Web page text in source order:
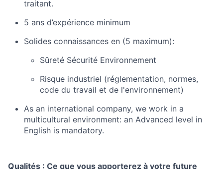
traitant.
5 ans d’expérience minimum
Solides connaissances en (5 maximum):
Sûreté Sécurité Environnement
Risque industriel (réglementation, normes,
code du travail et de l'environnement)
As an international company, we work in a
multicultural environment: an Advanced level in
English is mandatory.
Qualités : Ce que vous apporterez à votre future